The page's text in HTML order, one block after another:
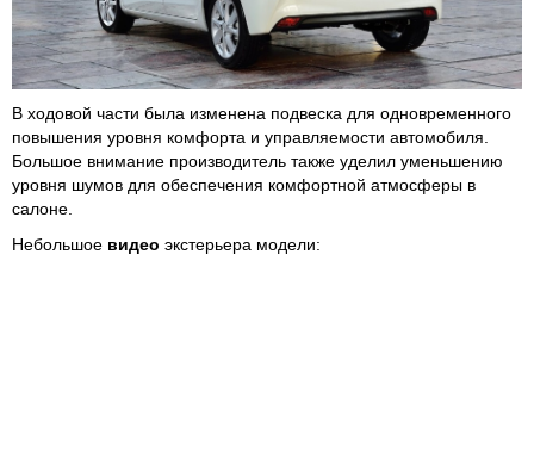
В ходовой части была изменена подвеска для одновременного
повышения уровня комфорта и управляемости автомобиля.
Большое внимание производитель также уделил уменьшению
уровня шумов для обеспечения комфортной атмосферы в
салоне.
Небольшое видео экстерьера модели: